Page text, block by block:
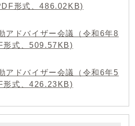
形式、486.02KB)
アドバイザー会議（令和6年8
形式、509.57KB)
アドバイザー会議（令和6年5
形式、426.23KB)